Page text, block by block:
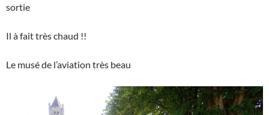
sortie
Il à fait très chaud !!
Le musé de l’aviation très beau